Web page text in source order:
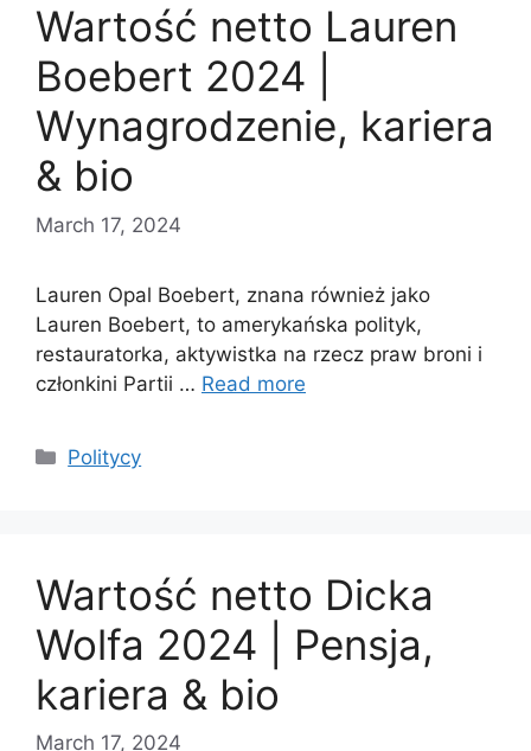
Wartość netto Lauren
Boebert 2024 |
Wynagrodzenie, kariera
& bio
March 17, 2024
Lauren Opal Boebert, znana również jako
Lauren Boebert, to amerykańska polityk,
restauratorka, aktywistka na rzecz praw broni i
członkini Partii … Read more
Categories
Politycy
Wartość netto Dicka
Wolfa 2024 | Pensja,
kariera & bio
March 17, 2024